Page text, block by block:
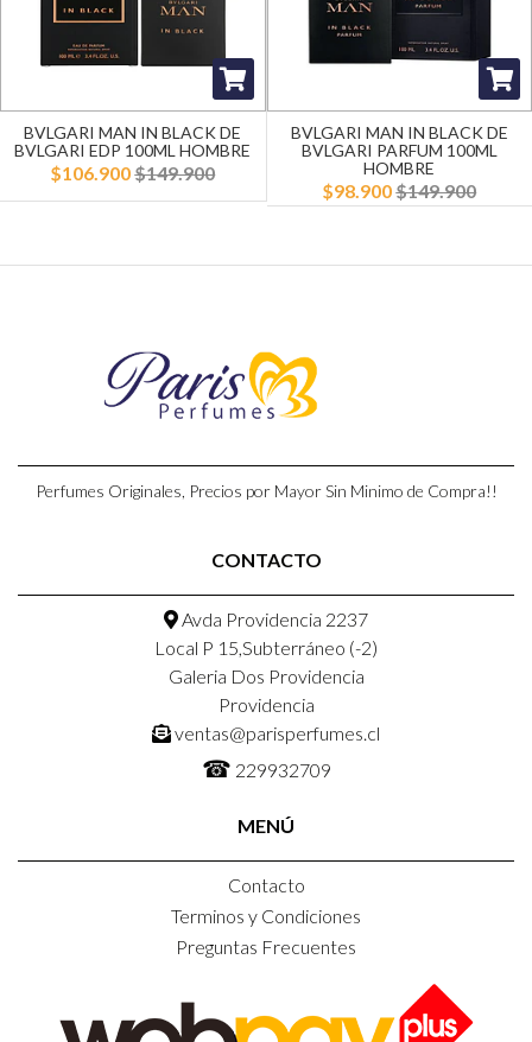
BVLGARI MAN IN BLACK DE
BVLGARI EDP 100ML HOMBRE
$106.900$149.900
BVLGARI MAN IN BLACK DE
BVLGARI PARFUM 100ML
HOMBRE
$98.900$149.900
Perfumes Originales, Precios por Mayor Sin Minimo de Compra!!
CONTACTO
Avda Providencia 2237
Local P 15,Subterráneo (-2)
Galeria Dos Providencia
Providencia
ventas@parisperfumes.cl
☎ 229932709
MENÚ
Contacto
Terminos y Condiciones
Preguntas Frecuentes